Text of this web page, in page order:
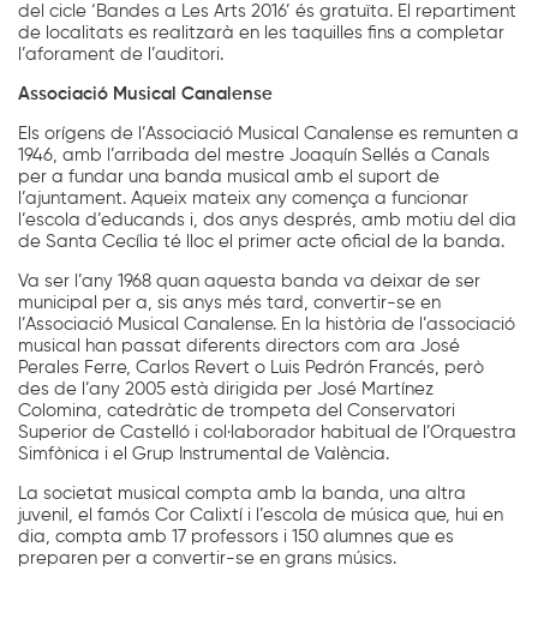
del cicle ‘Bandes a Les Arts 2016’ és gratuïta. El repartiment
de localitats es realitzarà en les taquilles fins a completar
l’aforament de l’auditori.
Associació Musical Canalense
Els orígens de l’Associació Musical Canalense es remunten a
1946, amb l’arribada del mestre Joaquín Sellés a Canals
per a fundar una banda musical amb el suport de
l’ajuntament. Aqueix mateix any comença a funcionar
l’escola d’educands i, dos anys després, amb motiu del dia
de Santa Cecília té lloc el primer acte oficial de la banda.
Va ser l’any 1968 quan aquesta banda va deixar de ser
municipal per a, sis anys més tard, convertir-se en
l’Associació Musical Canalense. En la història de l’associació
musical han passat diferents directors com ara José
Perales Ferre, Carlos Revert o Luis Pedrón Francés, però
des de l’any 2005 està dirigida per José Martínez
Colomina, catedràtic de trompeta del Conservatori
Superior de Castelló i col·laborador habitual de l’Orquestra
Simfònica i el Grup Instrumental de València.
La societat musical compta amb la banda, una altra
juvenil, el famós Cor Calixtí i l’escola de música que, hui en
dia, compta amb 17 professors i 150 alumnes que es
preparen per a convertir-se en grans músics.